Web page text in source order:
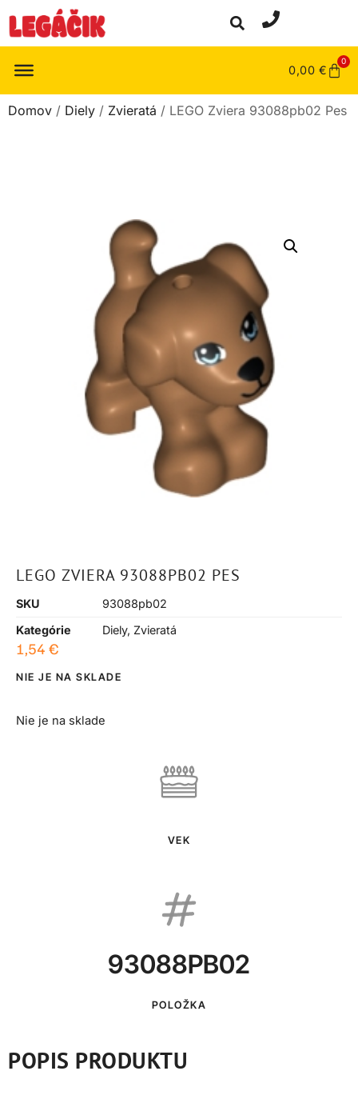
0,00 €
0
Domov / Diely / Zvieratá / LEGO Zviera 93088pb02 Pes
LEGO ZVIERA 93088PB02 PES
SKU
93088pb02
Kategórie
Diely, Zvieratá
1,54 €
NIE JE NA SKLADE
Nie je na sklade
VEK
93088PB02
POLOŽKA
POPIS PRODUKTU